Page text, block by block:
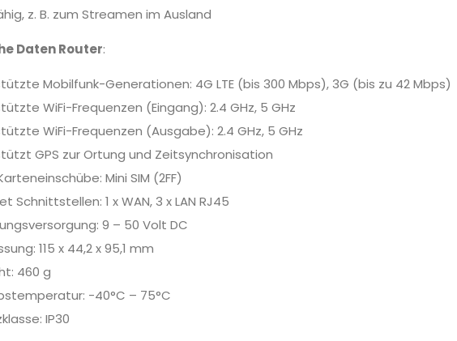
z. B. zum Streamen im Ausland
Daten Router:
Mobilfunk-Generationen: 4G LTE (bis 300 Mbps), 3G (bis zu 42 Mbps)
WiFi-Frequenzen (Eingang): 2.4 GHz, 5 GHz
WiFi-Frequenzen (Ausgabe): 2.4 GHz, 5 GHz
GPS zur Ortung und Zeitsynchronisation
Mini SIM (2FF)
Schnittstellen: 1 x WAN, 3 x LAN RJ45
9 – 50 Volt DC
115 x 44,2 x 95,1 mm
460 g
-40°C – 75°C
IP30